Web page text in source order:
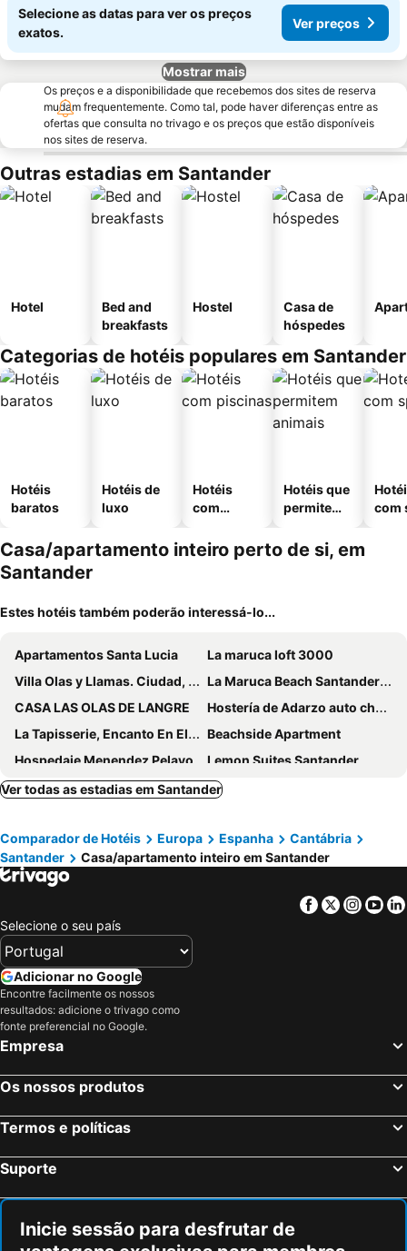
Selecione as datas para ver os preços
exatos.
Ver preços
Mostrar mais
Os preços e a disponibilidade que recebemos dos sites de reserva
mudam frequentemente. Como tal, pode haver diferenças entre as
ofertas que consulta no trivago e os preços que estão disponíveis
nos sites de reserva.
Outras estadias em Santander
Hotel
Bed and
breakfasts
Hostel
Casa de
hóspedes
Categorias de hotéis populares em Santander
Hotéis
baratos
Hotéis de
luxo
Hotéis
com
Hotéis que
permitem
com
Casa/apartamento inteiro perto de si, em
Santander
Estes hotéis também poderão interessá-lo...
Apartamentos Santa Lucia
La maruca loft 3000
Villa Olas y Llamas. Ciudad, mar y naturaleza.
La Maruca Beach Santander 3000
CASA LAS OLAS DE LANGRE
Hostería de Adarzo auto check
La Tapisserie, Encanto En El Corazon De Santander
Beachside Apartment
Hospedaje Menendez Pelayo
Lemon Suites Santander
Hostal Mimosa
Casa Canalejas
Guest House A-Madrid
San Roman apartment with private parking
Vacare azul mar y cielo
Estudios Blanmart
Romántico apartamento en el centro
Residencia Universitaria Alto de Miranda - RESISANTANDER
Ver todas as estadias em Santander
Comparador de Hotéis Europa Espanha
Cantábria
Santander
Casa/apartamento inteiro em Santander
Facebook
Twitter
Selecione o seu país
Adicionar no Google
Encontre facilmente os nossos
resultados: adicione o trivago como
fonte preferencial no Google.
Empresa
Os nossos produtos
Termos e políticas
Suporte
Inicie sessão para desfrutar de